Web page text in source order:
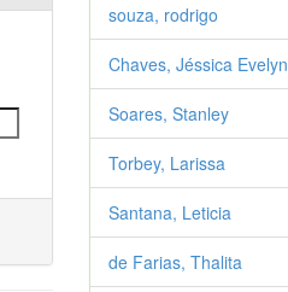
souza, rodrigo
Chaves, Jéssica Evelyn
Soares, Stanley
Torbey, Larissa
Santana, Leticia
de Farias, Thalita